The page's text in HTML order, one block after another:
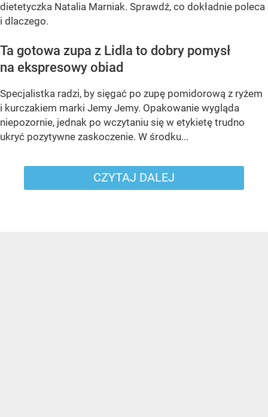
dietetyczka Natalia Marniak. Sprawdź, co dokładnie poleca
i dlaczego.
Ta gotowa zupa z Lidla to dobry pomysł
na ekspresowy obiad
Specjalistka radzi, by sięgać po zupę pomidorową z ryżem
i kurczakiem marki Jemy Jemy. Opakowanie wygląda
niepozornie, jednak po wczytaniu się w etykietę trudno
ukryć pozytywne zaskoczenie. W środku...
CZYTAJ DALEJ